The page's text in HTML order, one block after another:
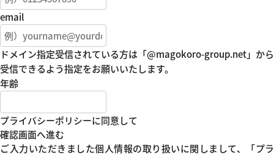
email
ドメイン指定受信されている方は「@magokoro-group.net」から
受信できるよう指定をお願いいたします。
年齢
プライバシーポリシーに同意して
確認画面へ進む
ご入力いただきました個人情報の取り扱いに関しまして、
「プラ